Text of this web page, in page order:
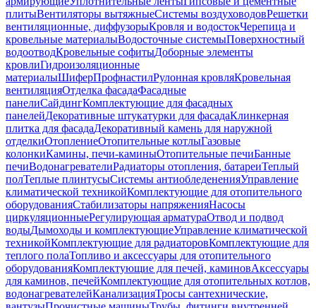
плитыВентиляторы вытяжныеСистемы воздуховодовРешетки
вентиляционные, диффузорыКровля и водостокЧерепица и
кровельные материалыВодосточные системыПоверхностный
водоотводКровельные софитыДоборные элементы
кровлиГидроизоляционные
материалыШиферПрофнастилРулонная кровляКровельная
вентиляцияОтделка фасадаФасадные
панелиСайдингКомплектующие для фасадных
панелейДекоративные штукатурки для фасадаКлинкерная
плитка для фасадаДекоративный камень для наружной
отделкиОтоплениеОтопительные котлыГазовые
колонкиКамины, печи-каминыОтопительные печиБанные
печиВодонагревателиРадиаторы отопления, батареиТеплый
полТеплые плинтусыСистемы антиобледененияУправление
климатической техникойКомплектующие для отопительного
оборудованияСтабилизаторы напряженияНасосы
циркуляционныеРегулирующая арматураОтвод и подвод
водыДымоходы и комплектующиеУправление климатической
техникойКомплектующие для радиаторовКомплектующие для
теплого полаТопливо и аксессуары для отопительного
оборудованияКомплектующие для печей, каминовАксессуары
для каминов, печейКомплектующие для отопительных котлов,
водонагревателейКанализацияТросы сантехнические,